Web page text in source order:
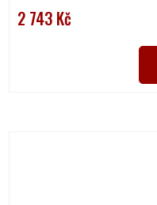
2 743 Kč